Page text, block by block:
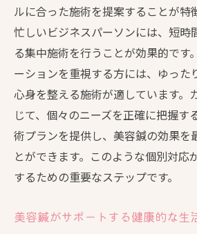
ルに合った施術を提案することが特
忙しいビジネスパーソンには、短時
る集中施術を行うことが効果的です
ーションを重視する方には、ゆった
心身を整える施術が適しています。
じて、個々のニーズを正確に把握す
術プランを提供し、美容鍼の効果を
とができます。このような個別対応
するための重要なステップです。
美容鍼がサポートする健康的な生